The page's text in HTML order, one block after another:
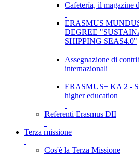
Cafetería, il magazine
ERASMUS
DEGREE
SHIPPING SEAS4.0"
Assegnazione di
internazionali
ERASMUS+ KA 2 -
higher education
Referenti Erasmus DII
Terza missione
Cos'è la Terza Missione